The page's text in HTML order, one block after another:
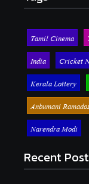
Tamil Cinema
India
Cricket
Kerala Lottery
Anbumani
Narendra Modi
Recent Post